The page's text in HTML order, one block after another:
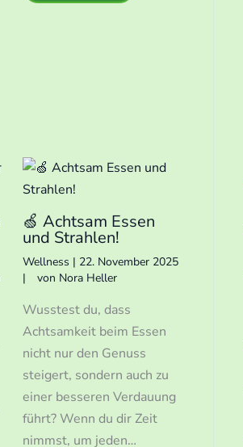
🍏 Achtsam Essen
und Strahlen!
Wellness | 22. November 2025
|
von Nora Heller
Wusstest du, dass
Achtsamkeit beim Essen
nicht nur den Genuss
steigert, sondern auch zu
einer besseren Verdauung
führt? Wenn du dir Zeit
nimmst, um jeden…